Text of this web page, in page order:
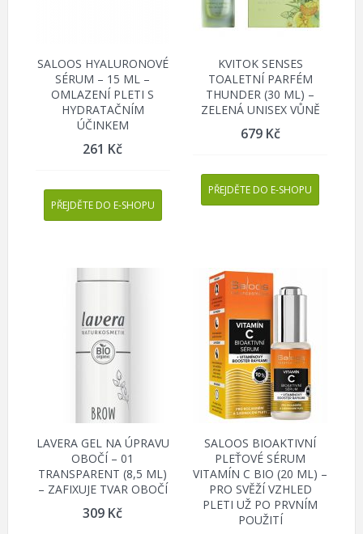
SALOOS HYALURONOVÉ
SÉRUM – 15 ML –
OMLAZENÍ PLETI S
HYDRATAČNÍM
ÚČINKEM
261 Kč
PŘEJDĚTE DO E-SHOPU
KVITOK SENSES
TOALETNÍ PARFÉM
THUNDER (30 ML) –
ZELENÁ UNISEX VŮNĚ
679 Kč
PŘEJDĚTE DO E-SHOPU
LAVERA GEL NA ÚPRAVU
OBOČÍ – 01
TRANSPARENT (8,5 ML)
– ZAFIXUJE TVAR OBOČÍ
309 Kč
SALOOS BIOAKTIVNÍ
PLEŤOVÉ SÉRUM
VITAMÍN C BIO (20 ML) –
PRO SVĚŽÍ VZHLED
PLETI UŽ PO PRVNÍM
POUŽITÍ